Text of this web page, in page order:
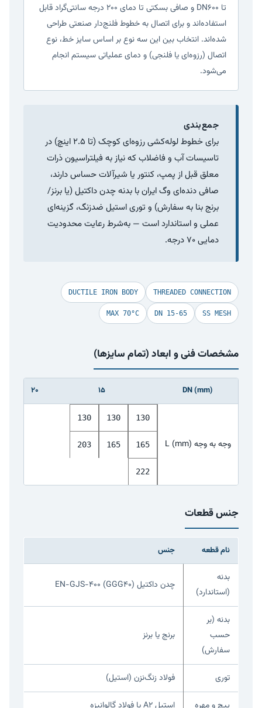
تا DN600 و صافی بسکتی تا دمای ۲۰۰ درجه سانتی‌گراد قابل
استفاده‌اند و برای اتصال به خطوط فلنج‌دار صنعتی طراحی
شده‌اند. انتخاب بین این سه نوع بر اساس سایز خط، نوع
اتصال (رزوه‌ای یا فلنجی) و دمای عملیاتی سیستم انجام
می‌شود.
جمع‌بندی
برای خطوط لوله‌کشی رزوه‌ای کوچک (تا ۲.۵ اینچ) در
تاسیسات آب و فاضلاب که نیاز به فیلتراسیون ذرات
معلق قبل از پمپ، کنتور یا شیرآلات حساس دارند،
صافی دنده‌ای وگ ایران با بدنه چدن داکتیل (یا برنز/
برنج بنا به سفارش) و توری استیل ضدزنگ، گزینه‌ای
عملی و استاندارد است — به‌شرط رعایت محدودیت
دمایی ۷۰ درجه.
THREADED CONNECTION
DUCTILE IRON BODY
SS MESH
DN 15-65
MAX 70°C
مشخصات فنی و ابعاد (تمام سایزها)
DN (mm)
15
20
وجه به وجه L (mm)
130
130
130
165
165
203
222
جنس قطعات
نام قطعه جنس
بدنه
(استاندارد)
چدن داکتیل EN-GJS-400 (GGG40)
بدنه (بر
حسب
سفارش)
برنج یا برنز
توری فولاد زنگ‌نزن (استیل)
پیچ و مهره استیل A2 یا فولاد گالوانیزه